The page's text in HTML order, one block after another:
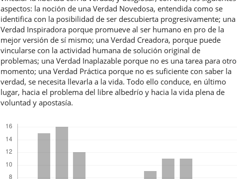
aspectos: la noción de una Verdad Novedosa, entendida como se
identifica con la posibilidad de ser descubierta progresivamente; una
Verdad Inspiradora porque promueve al ser humano en pro de la
mejor versión de sí mismo; una Verdad Creadora, porque puede
vincularse con la actividad humana de solución original de
problemas; una Verdad Inaplazable porque no es una tarea para otro
momento; una Verdad Práctica porque no es suficiente con saber la
verdad, se necesita llevarla a la vida. Todo ello conduce, en último
lugar, hacia el problema del libre albedrío y hacia la vida plena de
voluntad y apostasía.